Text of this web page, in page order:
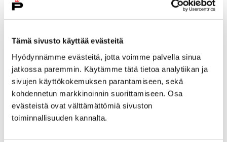
Tämä sivusto käyttää evästeitä
Hyödynnämme evästeitä, jotta voimme palvella sinua
jatkossa paremmin. Käytämme tätä tietoa analytiikan ja
sivujen käyttökokemuksen parantamiseen, sekä
kohdennetun markkinoinnin suorittamiseen. Osa
evästeistä ovat välttämättömiä sivuston
toiminnallisuuden kannalta.
Kaupungin tulos ylijäämäinen –
koronaepidemian vaikutukset laajat